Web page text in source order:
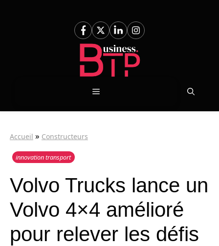
Menu
Accueil » Constructeurs
innovation transport
Volvo Trucks lance un
Volvo 4×4 amélioré
pour relever les défis